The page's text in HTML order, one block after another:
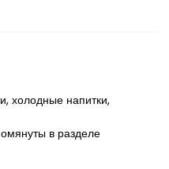
холодные напитки,
в разделе